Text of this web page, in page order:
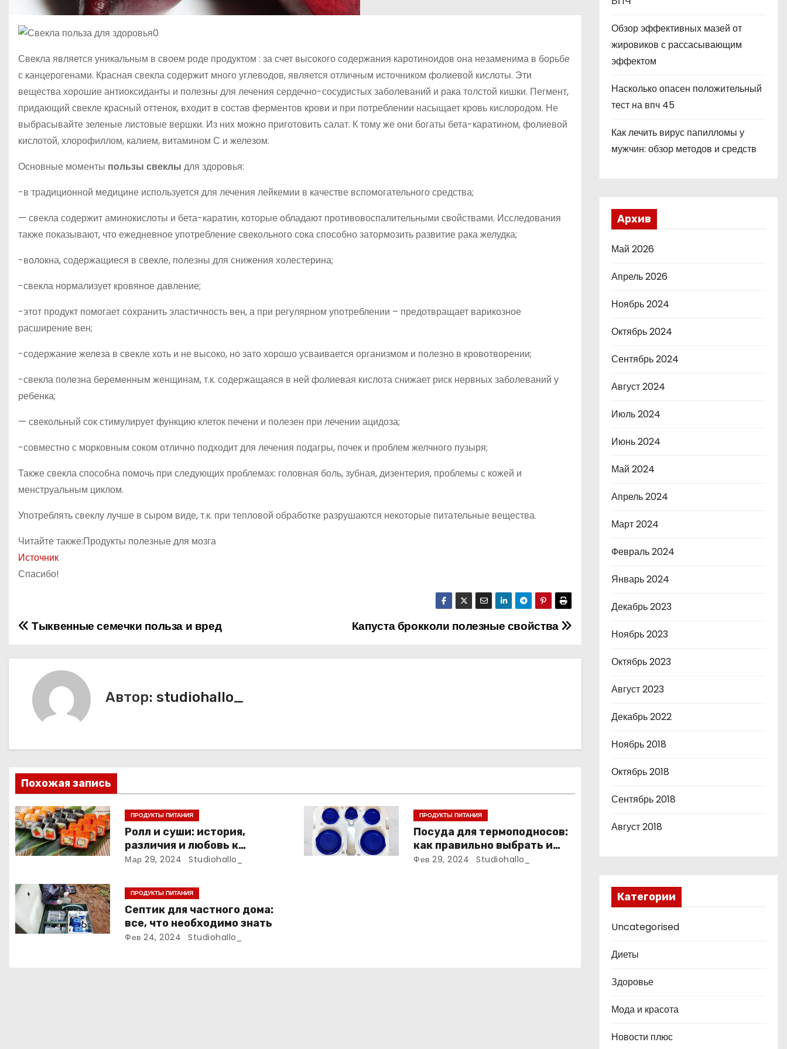
Свекла является уникальным в своем роде продуктом : за счет высокого содержания каротиноидов она незаменима в борьбе
с канцерогенами. Красная свекла содержит много углеводов, является отличным источником фолиевой кислоты. Эти
вещества хорошие антиоксиданты и полезны для лечения сердечно-сосудистых заболеваний и рака толстой кишки. Пегмент,
придающий свекле красный оттенок, входит в состав ферментов крови и при потреблении насыщает кровь кислородом. Не
выбрасывайте зеленые листовые вершки. Из них можно приготовить салат. К тому же они богаты бета-каратином, фолиевой
кислотой, хлорофиллом, калием, витамином С и железом.
Основные моменты пользы свеклы для здоровья:
-в традиционной медицине используется для лечения лейкемии в качестве вспомогательного средства;
— свекла содержит аминокислоты и бета-каратин, которые обладают противовоспалительными свойствами. Исследования
также показывают, что ежедневное употребление свекольного сока способно затормозить развитие рака желудка;
-волокна, содержащиеся в свекле, полезны для снижения холестерина;
-свекла нормализует кровяное давление;
-этот продукт помогает сохранить эластичность вен, а при регулярном употреблении – предотвращает варикозное
расширение вен;
-содержание железа в свекле хоть и не высоко, но зато хорошо усваивается организмом и полезно в кровотворении;
-свекла полезна беременным женщинам, т.к. содержащаяся в ней фолиевая кислота снижает риск нервных заболеваний у
ребенка;
— свекольный сок стимулирует функцию клеток печени и полезен при лечении ацидоза;
-совместно с морковным соком отлично подходит для лечения подагры, почек и проблем желчного пузыря;
Также свекла способна помочь при следующих проблемах: головная боль, зубная, дизентерия, проблемы с кожей и
менструальным циклом.
Употреблять свеклу лучше в сыром виде, т.к. при тепловой обработке разрушаются некоторые питательные вещества.
Читайте также:Продукты полезные для мозга
Источник
Спасибо!
Н
а
а
ц
и
я
п
з
а
Капуста брокколи полезные свойства
Тыквенные семечки польза и вред
Автор: studiohallo_
Похожая запись
ПРОДУКТЫ ПИТАНИЯ
Ролл и суши: история,
различия и любовь к
японской кухне
Мар 29, 2024 Studiohallo_
ПРОДУКТЫ ПИТАНИЯ
Посуда для термоподносов:
как правильно выбрать и
использовать
Фев 29, 2024 Studiohallo_
ПРОДУКТЫ ПИТАНИЯ
Септик для частного дома:
все, что необходимо знать
Фев 24, 2024 Studiohallo_
Обзор эффективных мазей от
жировиков с рассасывающим
эффектом
Насколько опасен положительный
тест на впч 45
Как лечить вирус папилломы у
мужчин: обзор методов и средств
Архив
Май 2026
Апрель 2026
Ноябрь 2024
Октябрь 2024
Сентябрь 2024
Август 2024
Июль 2024
Июнь 2024
Май 2024
Апрель 2024
Март 2024
Февраль 2024
Январь 2024
Декабрь 2023
Ноябрь 2023
Октябрь 2023
Август 2023
Декабрь 2022
Ноябрь 2018
Октябрь 2018
Сентябрь 2018
Август 2018
Категории
Uncategorised
Диеты
Здоровье
Мода и красота
Новости плюс